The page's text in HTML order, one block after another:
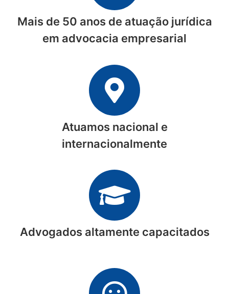
Mais de 50 anos de atuação jurídica
em advocacia empresarial
Atuamos nacional e
internacionalmente
Advogados altamente capacitados